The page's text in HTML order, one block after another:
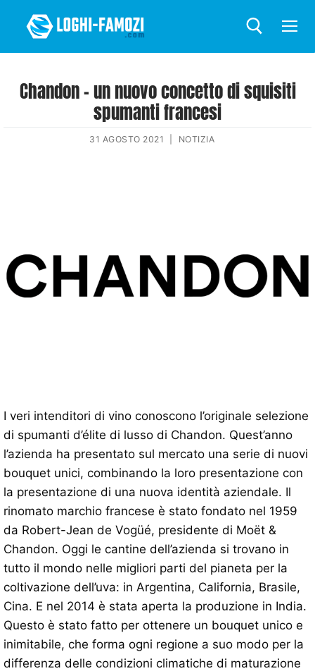
Chandon – un nuovo concetto di squisiti
spumanti francesi
31 AGOSTO 2021 NOTIZIA
I veri intenditori di vino conoscono l’originale selezione
di spumanti d’élite di lusso di Chandon. Quest’anno
l’azienda ha presentato sul mercato una serie di nuovi
bouquet unici, combinando la loro presentazione con
la presentazione di una nuova identità aziendale. Il
rinomato marchio francese è stato fondato nel 1959
da Robert-Jean de Vogüé, presidente di Moët &
Chandon. Oggi le cantine dell’azienda si trovano in
tutto il mondo nelle migliori parti del pianeta per la
coltivazione dell’uva: in Argentina, California, Brasile,
Cina. E nel 2014 è stata aperta la produzione in India.
Questo è stato fatto per ottenere un bouquet unico e
inimitabile, che forma ogni regione a suo modo per la
differenza delle condizioni climatiche di maturazione